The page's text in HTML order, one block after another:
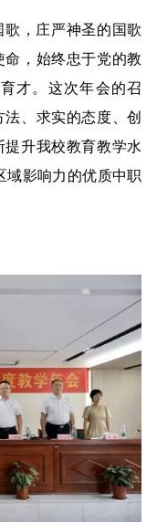
，庄严神圣的国歌
，始终忠于党的教
才。这次年会的召
、求实的态度、创
升我校教育教学水
域影响力的优质中职